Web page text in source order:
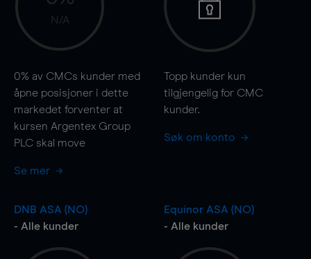
N/A
0% av CMCs kunder med
åpne posisjoner i dette
markedet forventer at
kursen Argentex Group
PLC skal move
Se mer
Topp kunder kun
tilgjengelig for CMC
kunder.
Søk om konto
DNB ASA (NO)
- Alle kunder
Equinor ASA (NO)
- Alle kunder